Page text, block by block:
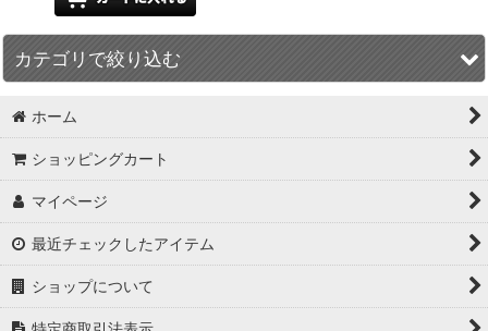
カテゴリで絞り込む
鳴潮 (全商品)
アクリルスタンド
バッジ
色紙・ポスター・カード
ホーム
ショッピングカート
マイページ
最近チェックしたアイテム
ショップについて